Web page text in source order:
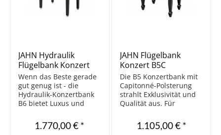
JAHN Hydraulik
Flügelbank Konzert
B6G, Schwarz poliert
Wenn das Beste gerade
gut genug ist - die
Hydraulik-Konzertbank
B6 bietet Luxus und
Besonderheit dieser
Bank ist ihre
1.770,00 € *
JAHN Flügelbank
Konzert B5C
Capitonné, Schwarz
poliert
Die B5 Konzertbank mit
Capitonné-Polsterung
strahlt Exklusivität und
Qualität aus. Für
die mit Echtleder
bezogene Bank mit
1.105,00 € *